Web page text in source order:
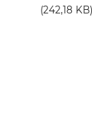
(242,18 KB)